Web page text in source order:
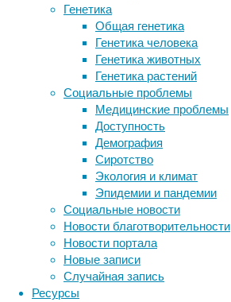
Генетика
Общая генетика
Генетика человека
Генетика животных
Генетика растений
Социальные проблемы
Медицинские проблемы
Доступность
Демография
Сиротство
Экология и климат
Эпидемии и пандемии
Социальные новости
Новости благотворительности
Новости портала
Новые записи
Случайная запись
Ресурсы
коллегами
проанализировал
образцы,
извлеченные
из
древнеегипетской
мумии
взрослого
мужчины,
которая
хранится
Египетском
музее
Турина.